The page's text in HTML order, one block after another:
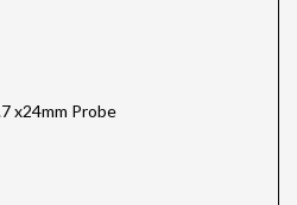
x24mm Probe